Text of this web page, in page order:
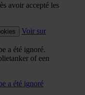
avoir accepté les
Voir sur
a été ignoré.
of een
a été ignoré